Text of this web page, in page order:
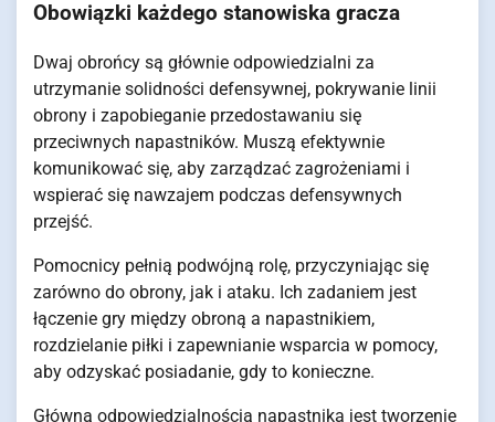
Obowiązki każdego stanowiska gracza
Dwaj obrońcy są głównie odpowiedzialni za
utrzymanie solidności defensywnej, pokrywanie linii
obrony i zapobieganie przedostawaniu się
przeciwnych napastników. Muszą efektywnie
komunikować się, aby zarządzać zagrożeniami i
wspierać się nawzajem podczas defensywnych
przejść.
Pomocnicy pełnią podwójną rolę, przyczyniając się
zarówno do obrony, jak i ataku. Ich zadaniem jest
łączenie gry między obroną a napastnikiem,
rozdzielanie piłki i zapewnianie wsparcia w pomocy,
aby odzyskać posiadanie, gdy to konieczne.
Główną odpowiedzialnością napastnika jest tworzenie